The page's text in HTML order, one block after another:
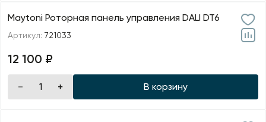
Maytoni Роторная панель управления DALI DT6
Артикул: 721033
12 100 ₽
В корзину